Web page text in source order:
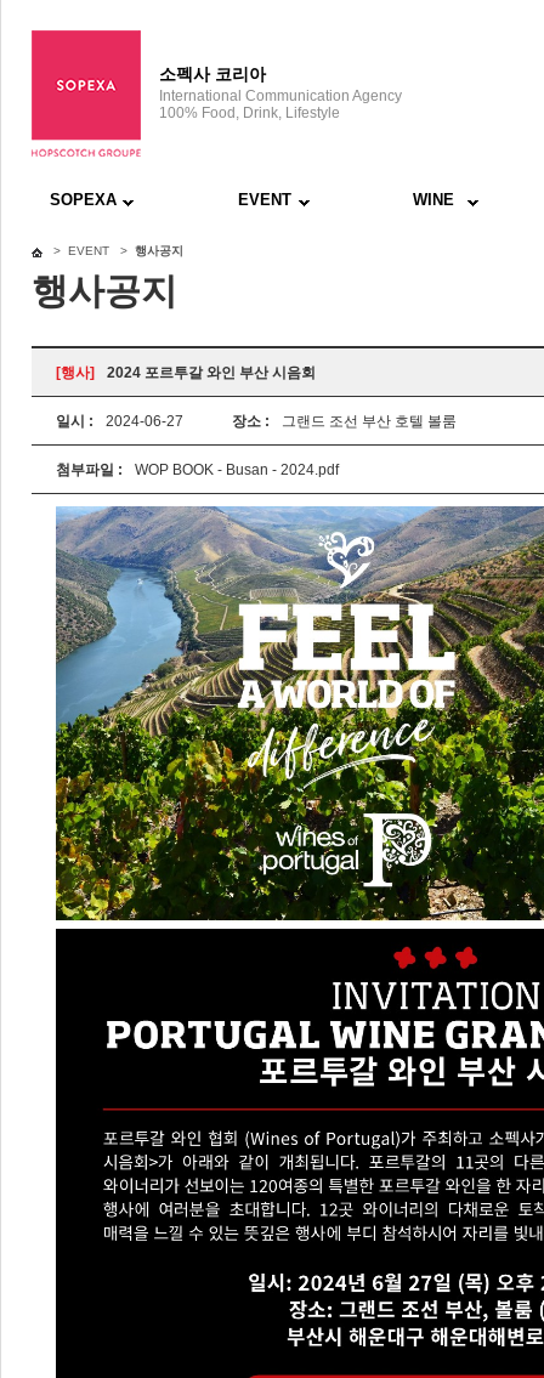
소펙사 코리아
International Communication Agency
100% Food, Drink, Lifestyle
SOPEXA EVENT WINE
> EVENT > 행사공지
행사공지
[행사] 2024 포르투갈 와인 부산 시음회
일시 : 2024-06-27 장소 : 그랜드 조선 부산 호텔 볼룸
첨부파일 : WOP BOOK - Busan - 2024.pdf